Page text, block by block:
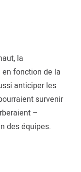
la
en fonction de la
anticiper les
survenir
–
des équipes.